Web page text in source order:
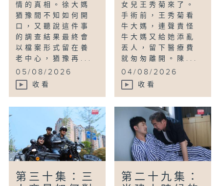
情的真相。徐大媽
猶豫間不知如何開
口，又聽說這件事
的調查結果最終會
以檔案形式留在養
老中心，猶豫再...
05/08/2026
收看
女兒王秀菊來了。
手術前，王秀菊看
牛大媽，連聲責怪
牛大媽又給她添亂
丟人，留下醫療費
就匆匆離開。陳...
04/08/2026
收看
第三十集：三
第二十九集：